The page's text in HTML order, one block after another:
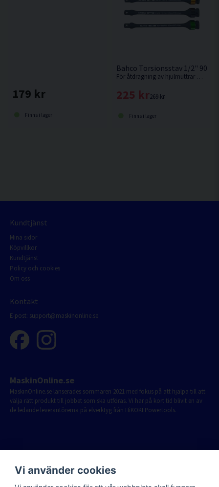
179 kr
Finns i lager
Bahco Torsionsstav 1/2" 90-
För åtdragning av hjulmuttrar med en mutterdragare utan att överskrida rekommenderat vridmoment. Välj styrka i rullmenyn.
269 kr
225 kr
Finns i lager
Kundtjänst
Mina sidor
Köpvillkor
Kundtjänst
Policy och cookies
Om oss
Kontakt
E-post: support@maskinonline.se
MaskinOnline.se
MaskinOnline.se lanserades sommaren 2021 med fokus på att hjälpa till att
välja rätt produkt till jobbet som ska utföras. Vi har på kort tid blivit en av
de ledande leverantörerna på elverktyg från HiKOKI Powertools.
Vi använder cookies